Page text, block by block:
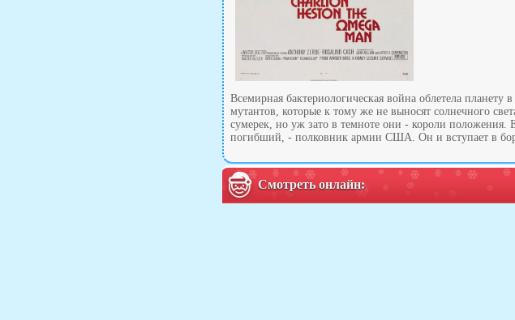
Всемирная бактериологическая война облетела
мутантов, которые к тому же не выносят солнечного
сумерек, но уж зато в темноте они - короли
погибший, - полковник армии США. Он и вступает в
Смотреть онлайн: